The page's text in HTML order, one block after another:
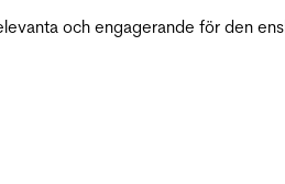
och engagerande för den